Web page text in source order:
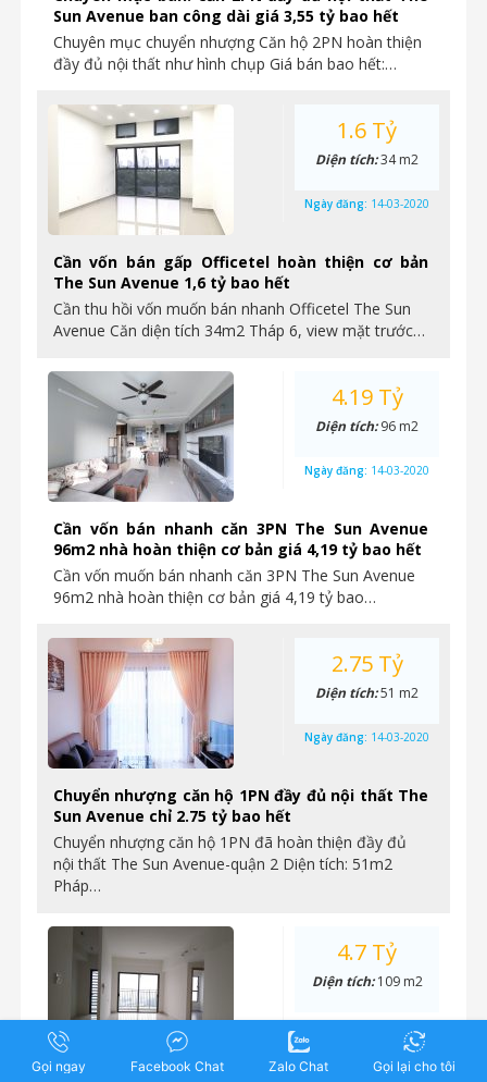
Sun Avenue ban công dài giá 3,55 tỷ bao hết
Chuyên mục chuyển nhượng Căn hộ 2PN hoàn thiện
đầy đủ nội thất như hình chụp Giá bán bao hết:…
Cần vốn bán gấp Officetel hoàn thiện cơ bản
The Sun Avenue 1,6 tỷ bao hết
Cần thu hồi vốn muốn bán nhanh Officetel The Sun
Avenue Căn diện tích 34m2 Tháp 6, view mặt trước…
1.6 Tỷ
Diện tích:34 m2
Ngày đăng: 14-03-2020
Cần vốn bán nhanh căn 3PN The Sun Avenue
96m2 nhà hoàn thiện cơ bản giá 4,19 tỷ bao hết
Cần vốn muốn bán nhanh căn 3PN The Sun Avenue
96m2 nhà hoàn thiện cơ bản giá 4,19 tỷ bao…
4.19 Tỷ
Diện tích:96 m2
Ngày đăng: 14-03-2020
Chuyển nhượng căn hộ 1PN đầy đủ nội thất The
Sun Avenue chỉ 2.75 tỷ bao hết
Chuyển nhượng căn hộ 1PN đã hoàn thiện đầy đủ
nội thất The Sun Avenue-quận 2 Diện tích: 51m2
Pháp…
2.75 Tỷ
Diện tích:51 m2
Ngày đăng: 14-03-2020
4.7 Tỷ
Diện tích:109 m2
Gọi ngay Facebook Chat Zalo Chat Gọi lại cho tôi